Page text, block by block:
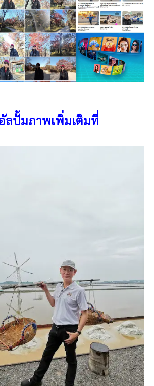
ลปั้มภาพเพิ่มเติมที่